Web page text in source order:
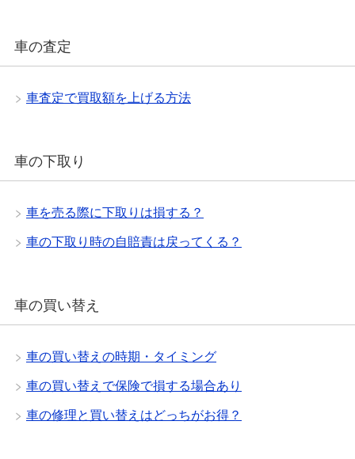
車の査定
車査定で買取額を上げる方法
車の下取り
車を売る際に下取りは損する？
車の下取り時の自賠責は戻ってくる？
車の買い替え
車の買い替えの時期・タイミング
車の買い替えで保険で損する場合あり
車の修理と買い替えはどっちがお得？